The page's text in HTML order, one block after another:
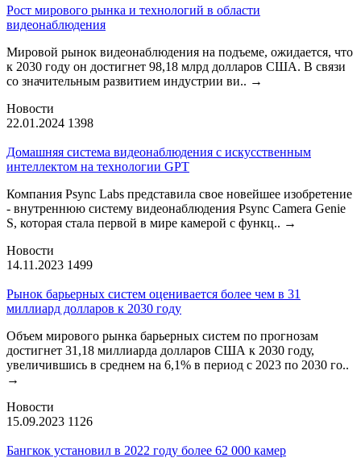
Рост мирового рынка и технологий в области
видеонаблюдения
Мировой рынок видеонаблюдения на подъеме, ожидается, что
к 2030 году он достигнет 98,18 млрд долларов США. В связи
со значительным развитием индустрии ви.. →
Новости
22.01.2024 1398
Домашняя система видеонаблюдения с искусственным
интеллектом на технологии GPT
Компания Psync Labs представила свое новейшее изобретение
- внутреннюю систему видеонаблюдения Psync Camera Genie
S, которая стала первой в мире камерой с функц.. →
Новости
14.11.2023 1499
Рынок барьерных систем оценивается более чем в 31
миллиард долларов к 2030 году
Объем мирового рынка барьерных систем по прогнозам
достигнет 31,18 миллиарда долларов США к 2030 году,
увеличившись в среднем на 6,1% в период с 2023 по 2030 го..
→
Новости
15.09.2023 1126
Бангкок установил в 2022 году более 62 000 камер